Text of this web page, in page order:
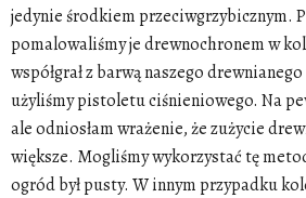
jedynieśrodkiemprzeciwgrzybicznym.
pomalowaliśmy jedrewnochronemw
współgrał z barwą naszego drewnianego
użyliśmypistoletu ciśnieniowego. Na
ale odniosłam wrażenie, że zużycie
większe. Mogliśmy wykorzystać tę
ogród był pusty. W innym przypadku